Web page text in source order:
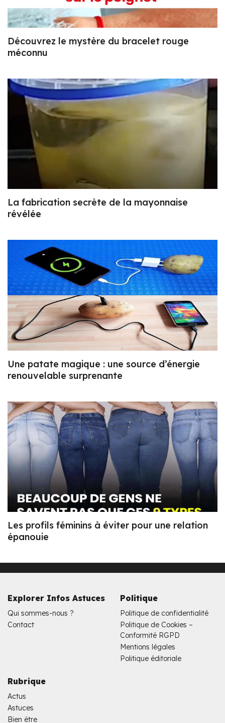
Découvrez le mystère du bracelet rouge
méconnu
La fabrication secrète de la mayonnaise
révélée
Une patate magique : une source d’énergie
renouvelable surprenante
Les profils féminins à éviter pour une relation
épanouie
Explorer Infos Astuces
Qui sommes-nous ?
Contact
Politique
Politique de confidentialité
Politique de Cookies –
Conformité RGPD
Mentions légales
Politique éditoriale
Rubrique
Actus
Astuces
Bien être